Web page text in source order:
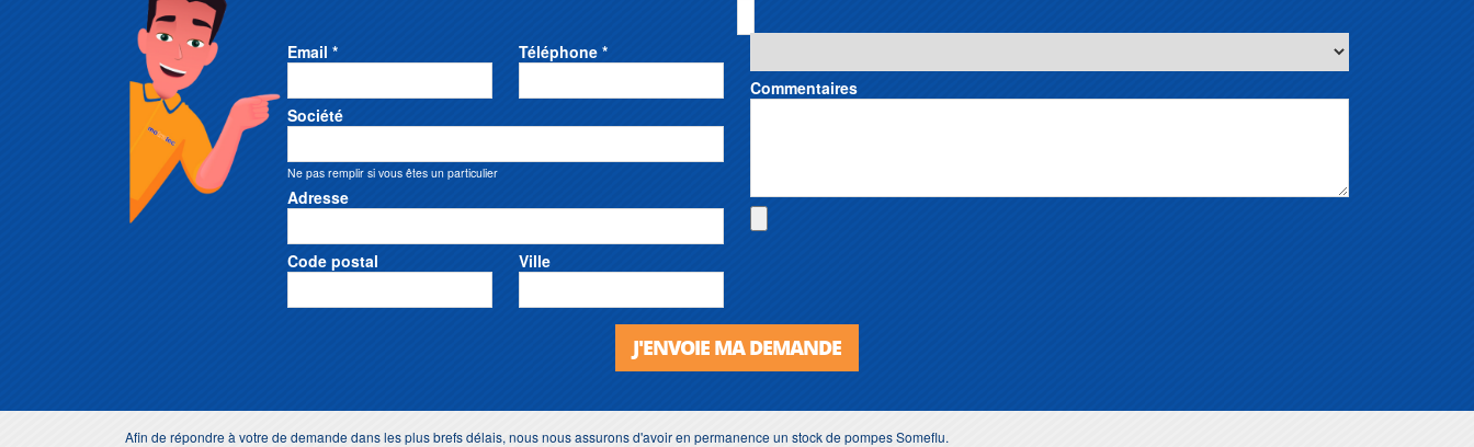
Email * Téléphone *
Société
Ne pas remplir si vous êtes un particulier
Adresse
Code postal Ville
Commentaires
J'ENVOIE MA DEMANDE
Afin de répondre à votre de demande dans les plus brefs délais, nous nous assurons d'avoir en permanence un stock de pompes Someflu.